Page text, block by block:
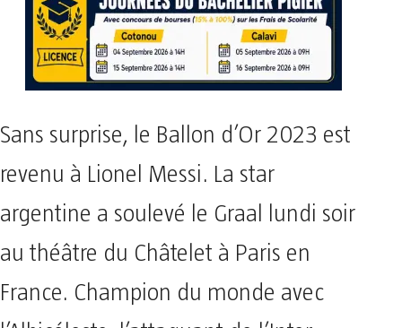
Sans surprise, le Ballon d’Or 2023 est
revenu à Lionel Messi. La star
argentine a soulevé le Graal lundi soir
au théâtre du Châtelet à Paris en
France. Champion du monde avec